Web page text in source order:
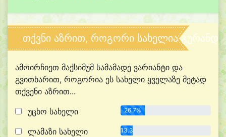
თქვნი აზრით, როგორი სახელია
ამოირჩიეთ მაქსიმუმ სამამადე ვარიანტი და
გვითხარით, როგორია ეს სახელი ყველაზე მეტად
თქვენი აზრით...
უცხო სახელი
26.7%
ლამაზი სახელი 13.3%